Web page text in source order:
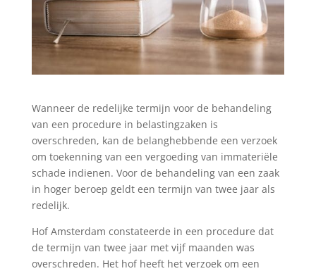
Wanneer de redelijke termijn voor de behandeling
van een procedure in belastingzaken is
overschreden, kan de belanghebbende een verzoek
om toekenning van een vergoeding van immateriële
schade indienen. Voor de behandeling van een zaak
in hoger beroep geldt een termijn van twee jaar als
redelijk.
Hof Amsterdam constateerde in een procedure dat
de termijn van twee jaar met vijf maanden was
overschreden. Het hof heeft het verzoek om een